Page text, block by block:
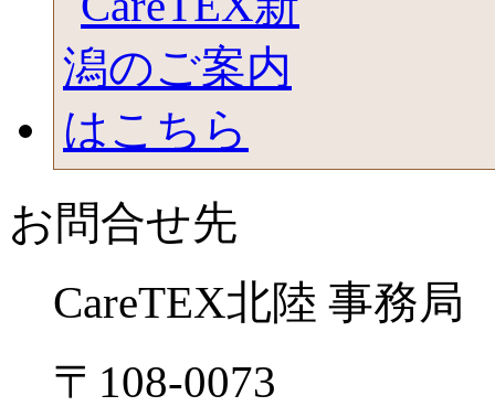
お問合せ先
CareTEX北陸 事務局
〒108-0073